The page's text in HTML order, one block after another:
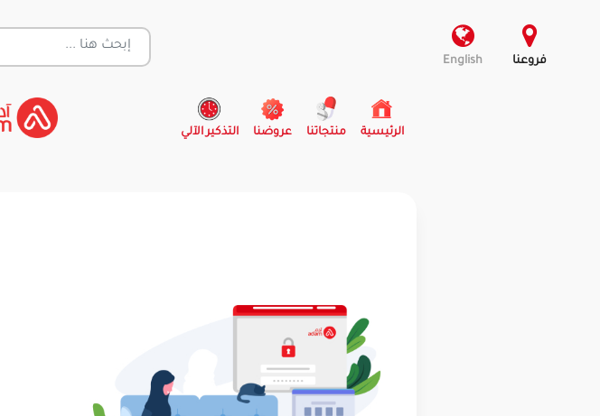
فروعنا English
الرئيسية
(current) منتجاتنا عروضنا التذكير الآلي